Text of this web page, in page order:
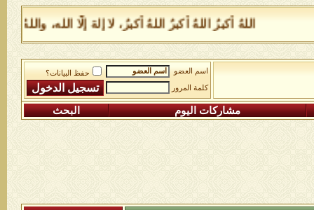
اللهُ أكبرُ اللهُ أكبرُ اللهُ أكبرُ، لا إلهَ إلَّا الله،
اسم العضو
حفظ البيانات؟
كلمة المرور
مشاركات اليوم البحث